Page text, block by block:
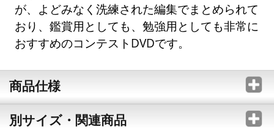
が、よどみなく洗練された編集でまとめられて
おり、鑑賞用としても、勉強用としても非常に
おすすめのコンテストDVDです。
商品仕様
別サイズ・関連商品